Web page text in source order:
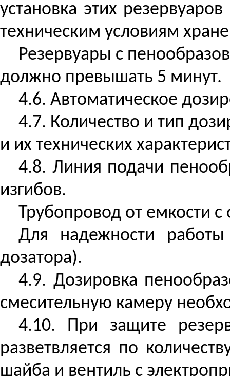
установка этих
техническим условиям
Резервуары с
должно превышать 5 минут.
4.6. Автоматическое
4.7. Количество и тип
и их технических
4.8. Линия подачи
изгибов.
Трубопровод от емкости
Для надежности работы
дозатора).
4.9. Дозировка
смесительную камеру
4.10. При защите
разветвляется по
шайба и вентиль с